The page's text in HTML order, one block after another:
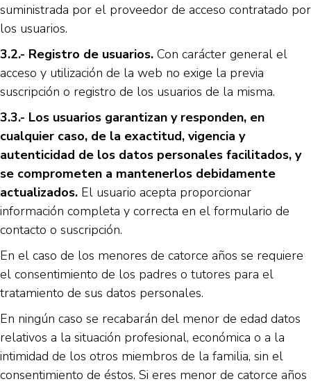
suministrada por el proveedor de acceso contratado por
los usuarios.
3.2.- Registro de usuarios. Con carácter general el
acceso y utilización de la web no exige la previa
suscripción o registro de los usuarios de la misma.
3.3.- Los usuarios garantizan y responden, en
cualquier caso, de la exactitud, vigencia y
autenticidad de los datos personales facilitados, y
se comprometen a mantenerlos debidamente
actualizados. El usuario acepta proporcionar
información completa y correcta en el formulario de
contacto o suscripción.
En el caso de los menores de catorce años se requiere
el consentimiento de los padres o tutores para el
tratamiento de sus datos personales.
En ningún caso se recabarán del menor de edad datos
relativos a la situación profesional, económica o a la
intimidad de los otros miembros de la familia, sin el
consentimiento de éstos. Si eres menor de catorce años